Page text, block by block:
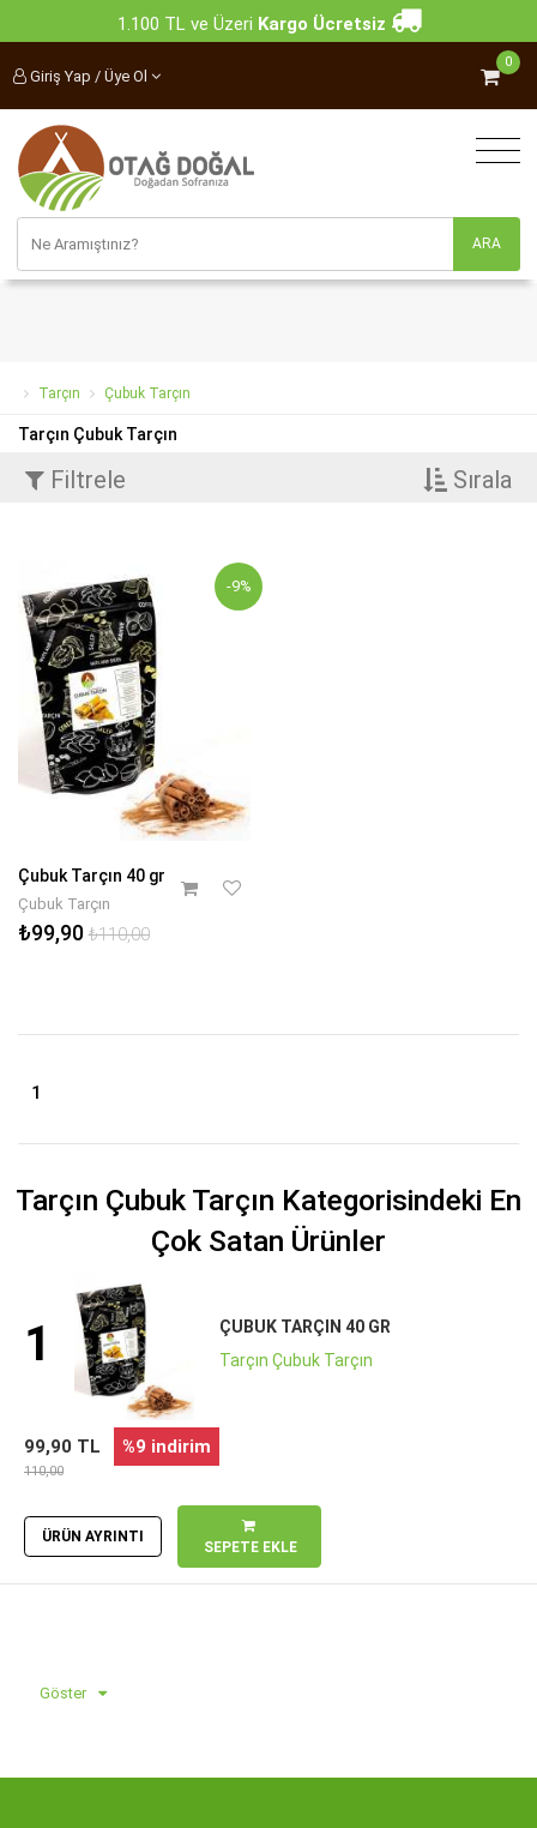
1.100 TL ve Üzeri Kargo Ücretsiz
Giriş Yap / Üye Ol
0
Tarçın Çubuk Tarçın
Tarçın Çubuk Tarçın
Sırala
Filtrele
-9%
Çubuk Tarçın 40 gr
Çubuk Tarçın
₺99,90₺110,00
1
Tarçın Çubuk Tarçın Kategorisindeki En
Çok Satan Ürünler
1
ÇUBUK TARÇIN 40 GR
Tarçın Çubuk Tarçın
99,90 TL %9 indirim
110,00
ÜRÜN AYRINTI
SEPETE EKLE
Göster